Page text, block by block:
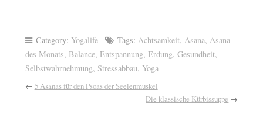
Category: Yogalife Tags: Achtsamkeit, Asana, Asana
des Monats, Balance, Entspannung, Erdung, Gesundheit,
Selbstwahrnehmung, Stressabbau, Yoga
← 5 Asanas für den Psoas der Seelenmuskel
Die klassische Kürbissuppe →